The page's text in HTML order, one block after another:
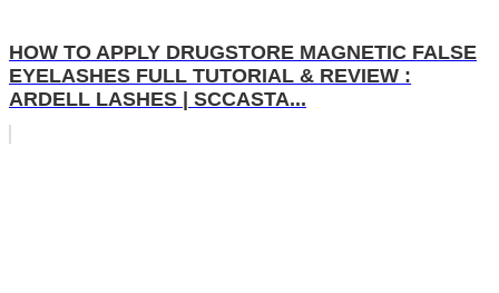
HOW TO APPLY DRUGSTORE MAGNETIC FALSE
EYELASHES FULL TUTORIAL & REVIEW :
ARDELL LASHES | SCCASTA...